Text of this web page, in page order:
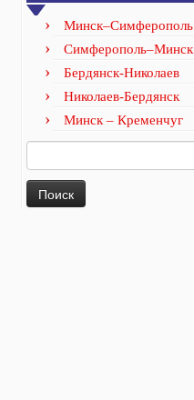
Минск–Симферополь
Симферополь–Минск
Бердянск-Николаев
Николаев-Бердянск
Минск – Кременчуг